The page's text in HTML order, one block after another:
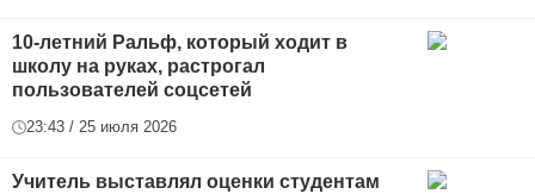
10-летний Ральф, который ходит в
школу на руках, растрогал
пользователей соцсетей
23:43 / 25 июля 2026
Учитель выставлял оценки студентам